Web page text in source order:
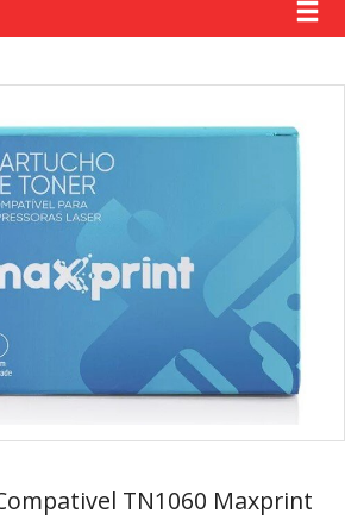
TN1060 Maxprint